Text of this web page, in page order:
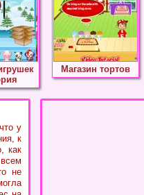
Магазин тортов
у
к
как
не